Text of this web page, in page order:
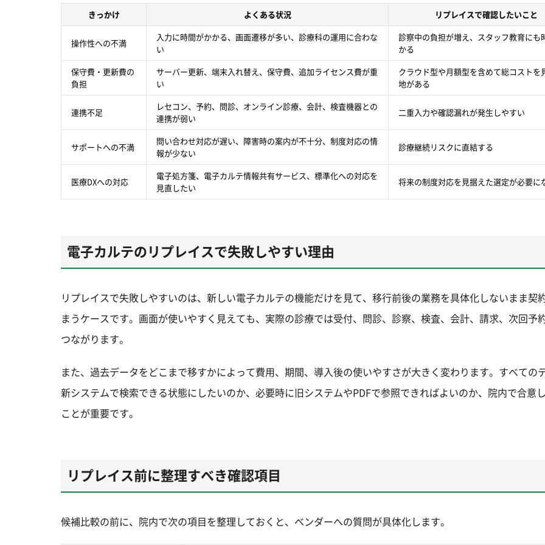
きっかけ よくある状況 リプレイスで確認したいこと
操作性への不満
入力に時間がかかる、画面遷移が多い、診療科の運用に合わな
い
診察中の負担が増え、スタッフ教育にも
かる
保守費・更新費の
負担
サーバー更新、端末入れ替え、保守費、追加ライセンス費が重
い
クラウド型や月額型を含めて総コストを
地がある
連携不足
レセコン、予約、問診、オンライン診療、会計、検査機器との
連携が弱い
二重入力や確認漏れが発生しやすい
サポートへの不満
問い合わせ対応が遅い、障害時の案内が不十分、制度対応の情
報が少ない
診療継続リスクに直結する
医療DXへの対応
電子処方箋、電子カルテ情報共有サービス、標準化への対応を
見直したい
将来の制度対応を見据えた選定が必要に
電子カルテのリプレイスで失敗しやすい理由
リプレイスで失敗しやすいのは、新しい電子カルテの機能だけを見て、移行前後の業務を具体化しないまま契
まうケースです。画面が使いやすく見えても、実際の診療では受付、問診、診察、検査、会計、請求、次回予
つながります。
また、過去データをどこまで移すかによって費用、期間、導入後の使いやすさが大きく変わります。すべての
新システムで検索できる状態にしたいのか、必要時に旧システムやPDFで参照できればよいのか、院内で合意
ことが重要です。
リプレイス前に整理すべき確認項目
候補比較の前に、院内で次の項目を整理しておくと、ベンダーへの質問が具体化します。